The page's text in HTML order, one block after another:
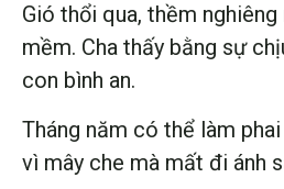
Gió thổi qua, thềm
mềm. Cha thấy bằng sự
con bình an.
Tháng năm có thể làm
vì mây che mà mất đi ánh